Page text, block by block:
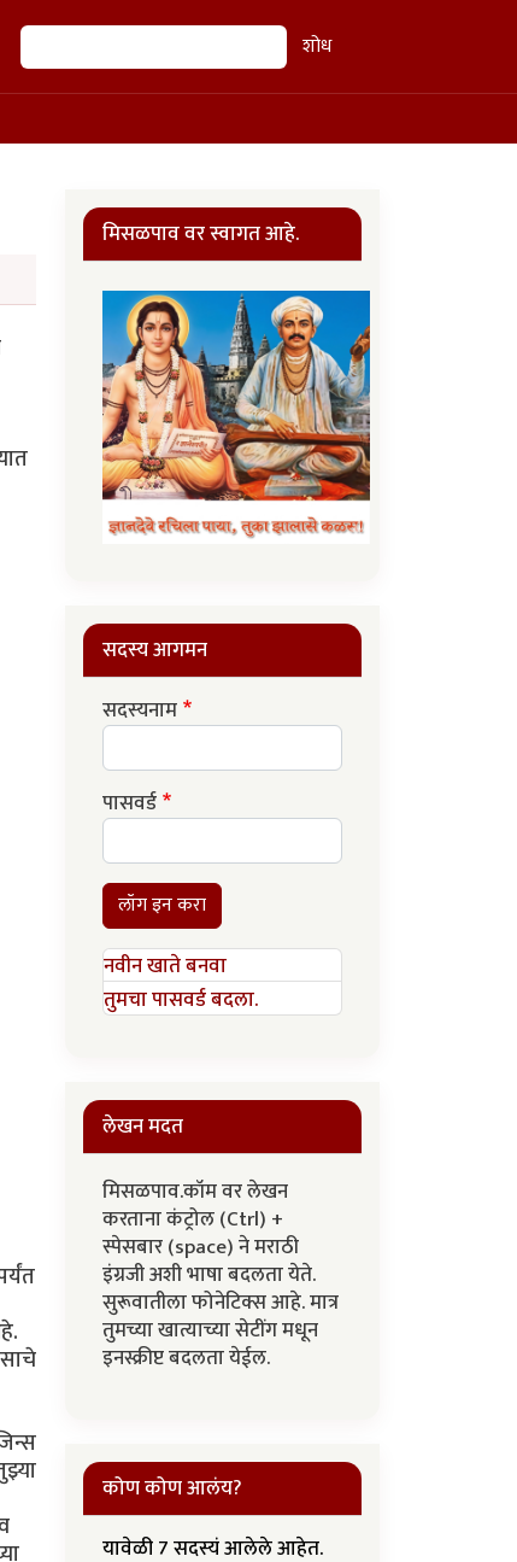
शोध शोध
मिसळपाव वर स्वागत आहे.
सदस्य आगमन
सदस्यनाम
पासवर्ड
लॉग इन करा
नवीन खाते बनवा
तुमचा पासवर्ड बदला.
लेखन मदत
मिसळपाव.कॉम वर लेखन
करताना कंट्रोल (Ctrl) +
स्पेसबार (space) ने मराठी
इंग्रजी अशी भाषा बदलता येते.
सुरूवातीला फोनेटिक्स आहे. मात्र
तुमच्या खात्याच्या सेटींग मधून
इनस्क्रीप्ट बदलता येईल.
कोण कोण आलंय?
यावेळी 7 सदस्यं आलेले आहेत.